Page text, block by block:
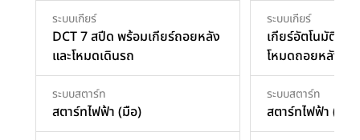
ระบบเกียร์
DCT 7 สปีด พร้อมเกียร์ถอยหลัง
และโหมดเดินรถ
ระบบสตาร์ท
สตาร์ทไฟฟ้า (มือ)
ระบบเกียร์
เกียร์อัตโนมัติ
โหมดถอยหลังแล
ระบบสตาร์ท
สตาร์ทไฟฟ้า (มือ)